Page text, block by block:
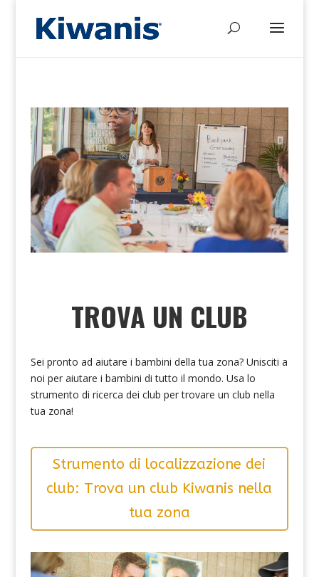
TROVA UN CLUB
Sei pronto ad aiutare i bambini della tua zona? Unisciti a
noi per aiutare i bambini di tutto il mondo. Usa lo
strumento di ricerca dei club per trovare un club nella
tua zona!
Strumento di localizzazione dei
club: Trova un club Kiwanis nella
tua zona